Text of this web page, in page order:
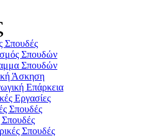
Σπουδές
Σπουδών
Σπουδών
Άσκηση
Επάρκεια
Εργασίες
Σπουδές
Σπουδές
Σπουδές